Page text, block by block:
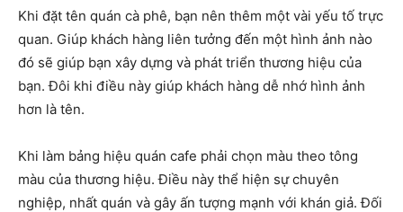
Khi đặt tên quán cà phê, bạn nên thêm một vài yếu tố trực
quan. Giúp khách hàng liên tưởng đến một hình ảnh nào
đó sẽ giúp bạn xây dựng và phát triển thương hiệu của
bạn. Đôi khi điều này giúp khách hàng dễ nhớ hình ảnh
hơn là tên.
Khi làm bảng hiệu quán cafe phải chọn màu theo tông
màu của thương hiệu. Điều này thể hiện sự chuyên
nghiệp, nhất quán và gây ấn tượng mạnh với khán giả. Đối